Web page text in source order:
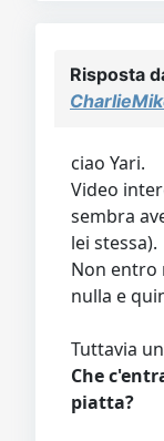
Risposta
ciao Yari.
Video
sembra
lei stessa).
Non entro
nulla e
Tuttavia
Che
piatta?